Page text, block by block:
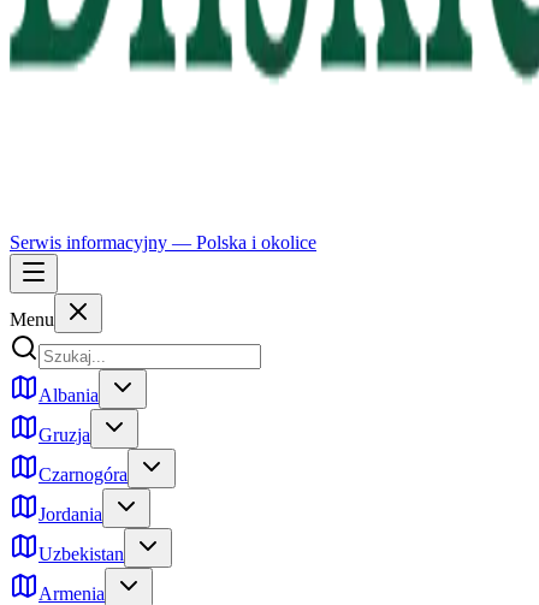
Serwis informacyjny — Polska i okolice
Menu
Albania
Gruzja
Czarnogóra
Jordania
Uzbekistan
Armenia